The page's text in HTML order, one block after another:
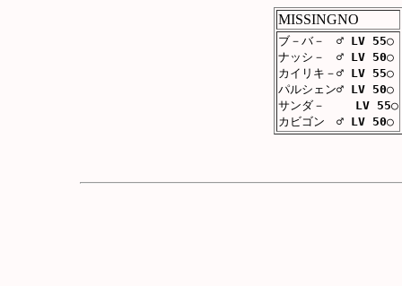
MISSINGNO
ブ－バ－ ♂ LV 55○
ナッシ－ ♂ LV 50○
カイリキ－♂ LV 55○
パルシェン♂ LV 50○
サンダ－
LV 55○
カビゴン ♂ LV 50○